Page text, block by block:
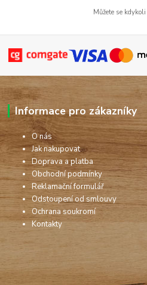
Můžete se
Informace pro zákazníky
O nás
Jak nakupovat
Doprava a platba
Obchodní podmínky
Reklamační formulář
Odstoupení od smlouvy
Ochrana soukromí
Kontakty